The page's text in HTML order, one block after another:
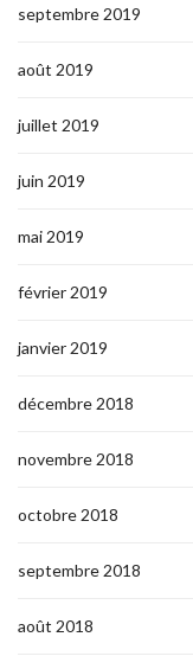
septembre 2019
août 2019
juillet 2019
juin 2019
mai 2019
février 2019
janvier 2019
décembre 2018
novembre 2018
octobre 2018
septembre 2018
août 2018